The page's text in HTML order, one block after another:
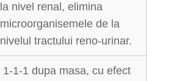
la nivel renal, elimina
microorganisemele de la
nivelul tractului reno-urinar.
1-1-1 dupa masa, cu efect